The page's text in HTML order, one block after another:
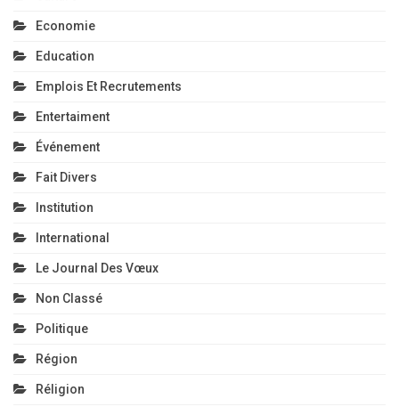
Economie
Education
Emplois Et Recrutements
Entertaiment
Événement
Fait Divers
Institution
International
Le Journal Des Vœux
Non Classé
Politique
Région
Réligion